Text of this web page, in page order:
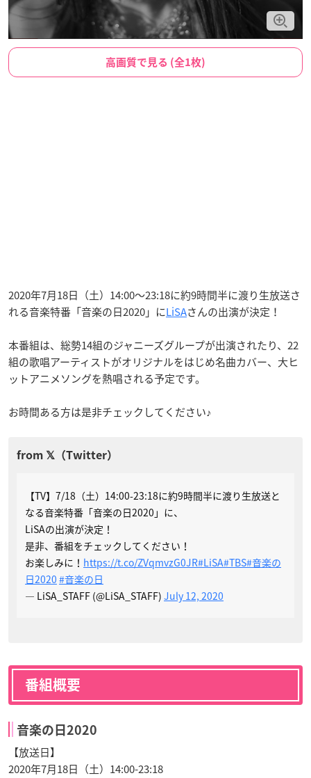
高画質で見る (全1枚)
2020年7月18日（土）14:00〜23:18に約9時間半に渡り生放送さ
れる音楽特番「音楽の日2020」にLiSAさんの出演が決定！
本番組は、総勢14組のジャニーズグループが出演されたり、22
組の歌唱アーティストがオリジナルをはじめ名曲カバー、大ヒ
ットアニメソングを熱唱される予定です。
お時間ある方は是非チェックしてください♪
【TV】7/18（土）14:00-23:18に約9時間半に渡り生放送と
なる音楽特番「音楽の日2020」に、
LiSAの出演が決定！
是非、番組をチェックしてください！
お楽しみに！ https://t.co/ZVqmvzG0JR#LiSA#TBS#音楽の
日2020 #音楽の日
— LiSA_STAFF (@LiSA_STAFF) July 12, 2020
番組概要
音楽の日2020
【放送日】
2020年7月18日（土）14:00-23:18